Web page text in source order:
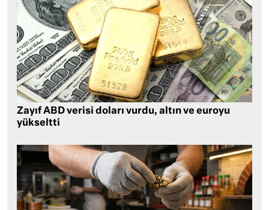
Zayıf ABD verisi doları vurdu, altın ve euroyu
yükseltti